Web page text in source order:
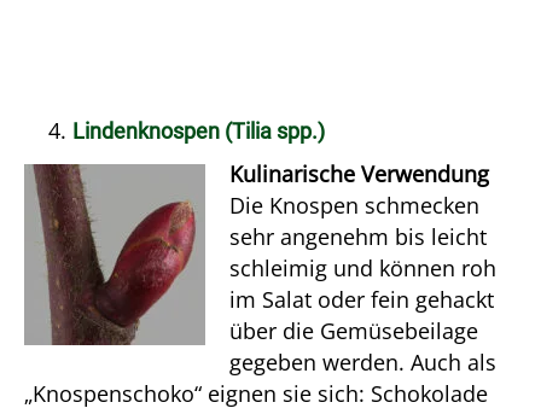
Lindenknospen (Tilia spp.)
Kulinarische Verwendung
Die Knospen schmecken
sehr angenehm bis leicht
schleimig und können roh
im Salat oder fein gehackt
über die Gemüsebeilage
gegeben werden. Auch als
„Knospenschoko“ eignen sie sich: Schokolade